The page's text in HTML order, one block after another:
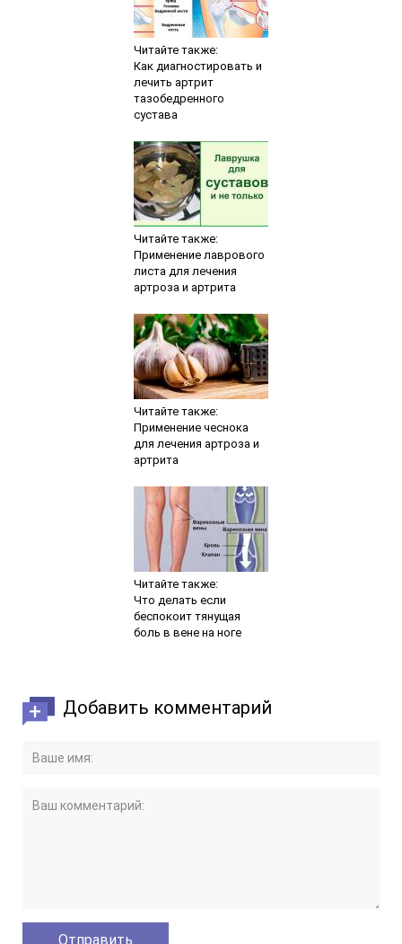
Читайте также:
Как диагностировать и
лечить артрит
тазобедренного
сустава
Читайте также:
Применение лаврового
листа для лечения
артроза и артрита
Читайте также:
Применение чеснока
для лечения артроза и
артрита
Читайте также:
Что делать если
беспокоит тянущая
боль в вене на ноге
Добавить комментарий